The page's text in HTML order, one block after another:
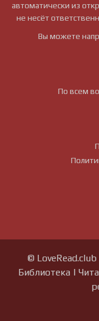
автоматически из
не несёт
Вы можете
По всем
©
Библиотека |